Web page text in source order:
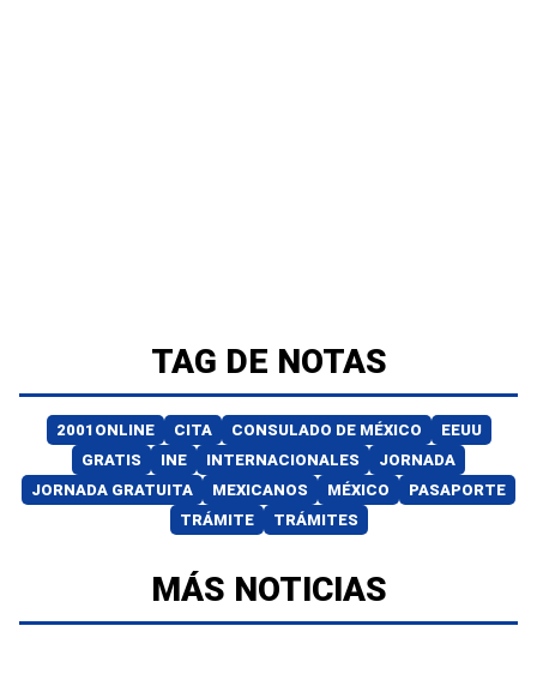
TAG DE NOTAS
2001ONLINE CITA CONSULADO DE MÉXICO
EEUU
GRATIS
INE INTERNACIONALES
JORNADA
JORNADA GRATUITA
MEXICANOS MÉXICO
PASAPORTE
TRÁMITE
TRÁMITES
MÁS NOTICIAS